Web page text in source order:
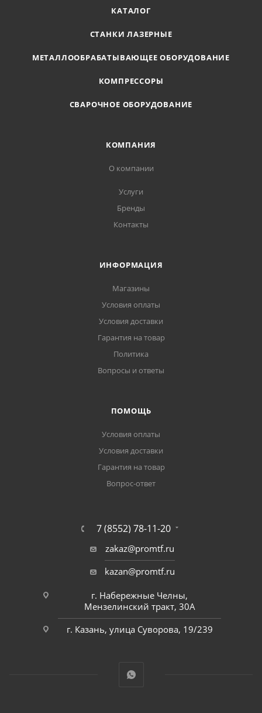
КАТАЛОГ
СТАНКИ ЛАЗЕРНЫЕ
МЕТАЛЛООБРАБАТЫВАЮЩЕЕ ОБОРУДОВАНИЕ
КОМПРЕССОРЫ
СВАРОЧНОЕ ОБОРУДОВАНИЕ
КОМПАНИЯ
О компании
Услуги
Бренды
Контакты
ИНФОРМАЦИЯ
Магазины
Условия оплаты
Условия доставки
Гарантия на товар
Политика
Вопросы и ответы
ПОМОЩЬ
Условия оплаты
Условия доставки
Гарантия на товар
Вопрос-ответ
7 (8552) 78-11-20
zakaz@promtf.ru
kazan@promtf.ru
г. Набережные Челны,
Мензелинский тракт, 30А
г. Казань, улица Суворова, 19/239